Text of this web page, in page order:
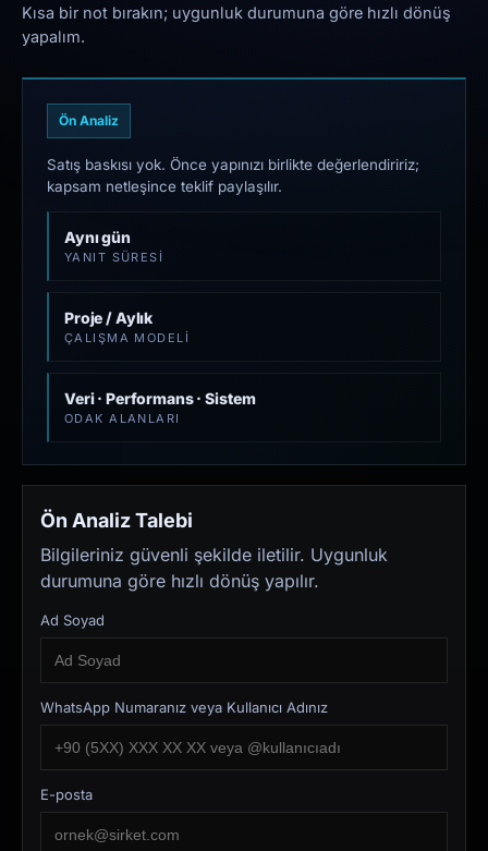
Kısa bir not bırakın; uygunluk durumuna göre hızlı dönüş
yapalım.
Ön Analiz
Satış baskısı yok. Önce yapınızı birlikte değerlendiririz;
kapsam netleşince teklif paylaşılır.
Aynı gün
YANIT SÜRESI
Proje / Aylık
ÇALIŞMA MODELI
Veri · Performans · Sistem
ODAK ALANLARI
Ön Analiz Talebi
Bilgileriniz güvenli şekilde iletilir. Uygunluk
durumuna göre hızlı dönüş yapılır.
Ad Soyad
WhatsApp Numaranız veya Kullanıcı Adınız
E-posta